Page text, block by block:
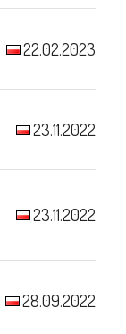
22.02.2023
23.11.2022
23.11.2022
28.09.2022